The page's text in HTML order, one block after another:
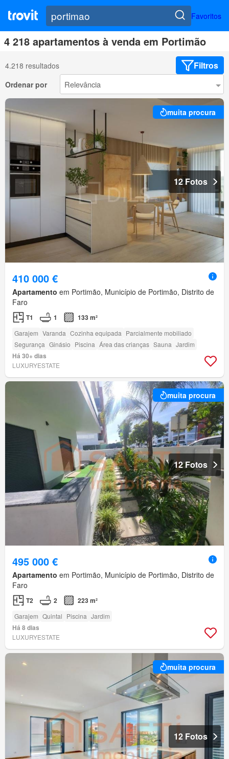
Favoritos
4 218 apartamentos à venda em Portimão
4.218 resultados Filtros
Ordenar por
muita procura
12 Fotos
410 000 €
Apartamento em Portimão, Município de Portimão, Distrito de
Faro
T1 1 133 m²
Garajem Varanda Cozinha equipada Parcialmente mobiliado
Segurança Ginásio Piscina Área das crianças Sauna Jardim
Há 30+ dias
LUXURYESTATE
muita procura
12 Fotos
495 000 €
Apartamento em Portimão, Município de Portimão, Distrito de
Faro
T2 2 223 m²
Garajem Quintal Piscina Jardim
Há 8 dias
LUXURYESTATE
muita procura
12 Fotos